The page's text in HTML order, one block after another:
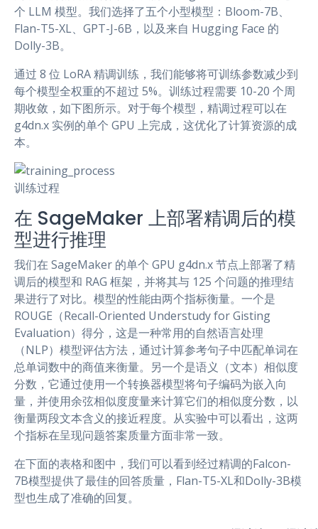
个 LLM 模型。我们选择了五个小型模型：Bloom-7B、
Flan-T5-XL、GPT-J-6B，以及来自 Hugging Face 的
Dolly-3B。
通过 8 位 LoRA 精调训练，我们能够将可训练参数减少到
每个模型全权重的不超过 5%。训练过程需要 10-20 个周
期收敛，如下图所示。对于每个模型，精调过程可以在
g4dn.x 实例的单个 GPU 上完成，这优化了计算资源的成
本。
训练过程
在 SageMaker 上部署精调后的模
型进行推理
我们在 SageMaker 的单个 GPU g4dn.x 节点上部署了精
调后的模型和 RAG 框架，并将其与 125 个问题的推理结
果进行了对比。模型的性能由两个指标衡量。一个是
ROUGE（Recall-Oriented Understudy for Gisting
Evaluation）得分，这是一种常用的自然语言处理
（NLP）模型评估方法，通过计算参考句子中匹配单词在
总单词数中的商值来衡量。另一个是语义（文本）相似度
分数，它通过使用一个转换器模型将句子编码为嵌入向
量，并使用余弦相似度度量来计算它们的相似度分数，以
衡量两段文本含义的接近程度。从实验中可以看出，这两
个指标在呈现问题答案质量方面非常一致。
在下面的表格和图中，我们可以看到经过精调的Falcon-
7B模型提供了最佳的回答质量，Flan-T5-XL和Dolly-3B模
型也生成了准确的回复。